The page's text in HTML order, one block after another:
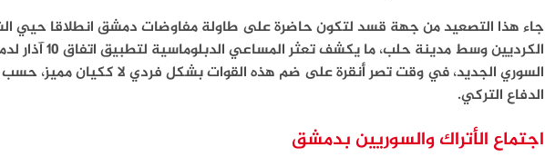
جاء هذا التصعيد من جهة قسد لتكون حاضرة على طاولة مفاوضات دمشق انطلاقا حيي
الكرديين وسط مدينة
السوري الجديد، في وقت تصر أنقرة على ضم هذه القوات بشكل فردي لا ككيان مميز، حسب
الدفاع التركي.
اجتماع الأتراك والسوريين بدمشق